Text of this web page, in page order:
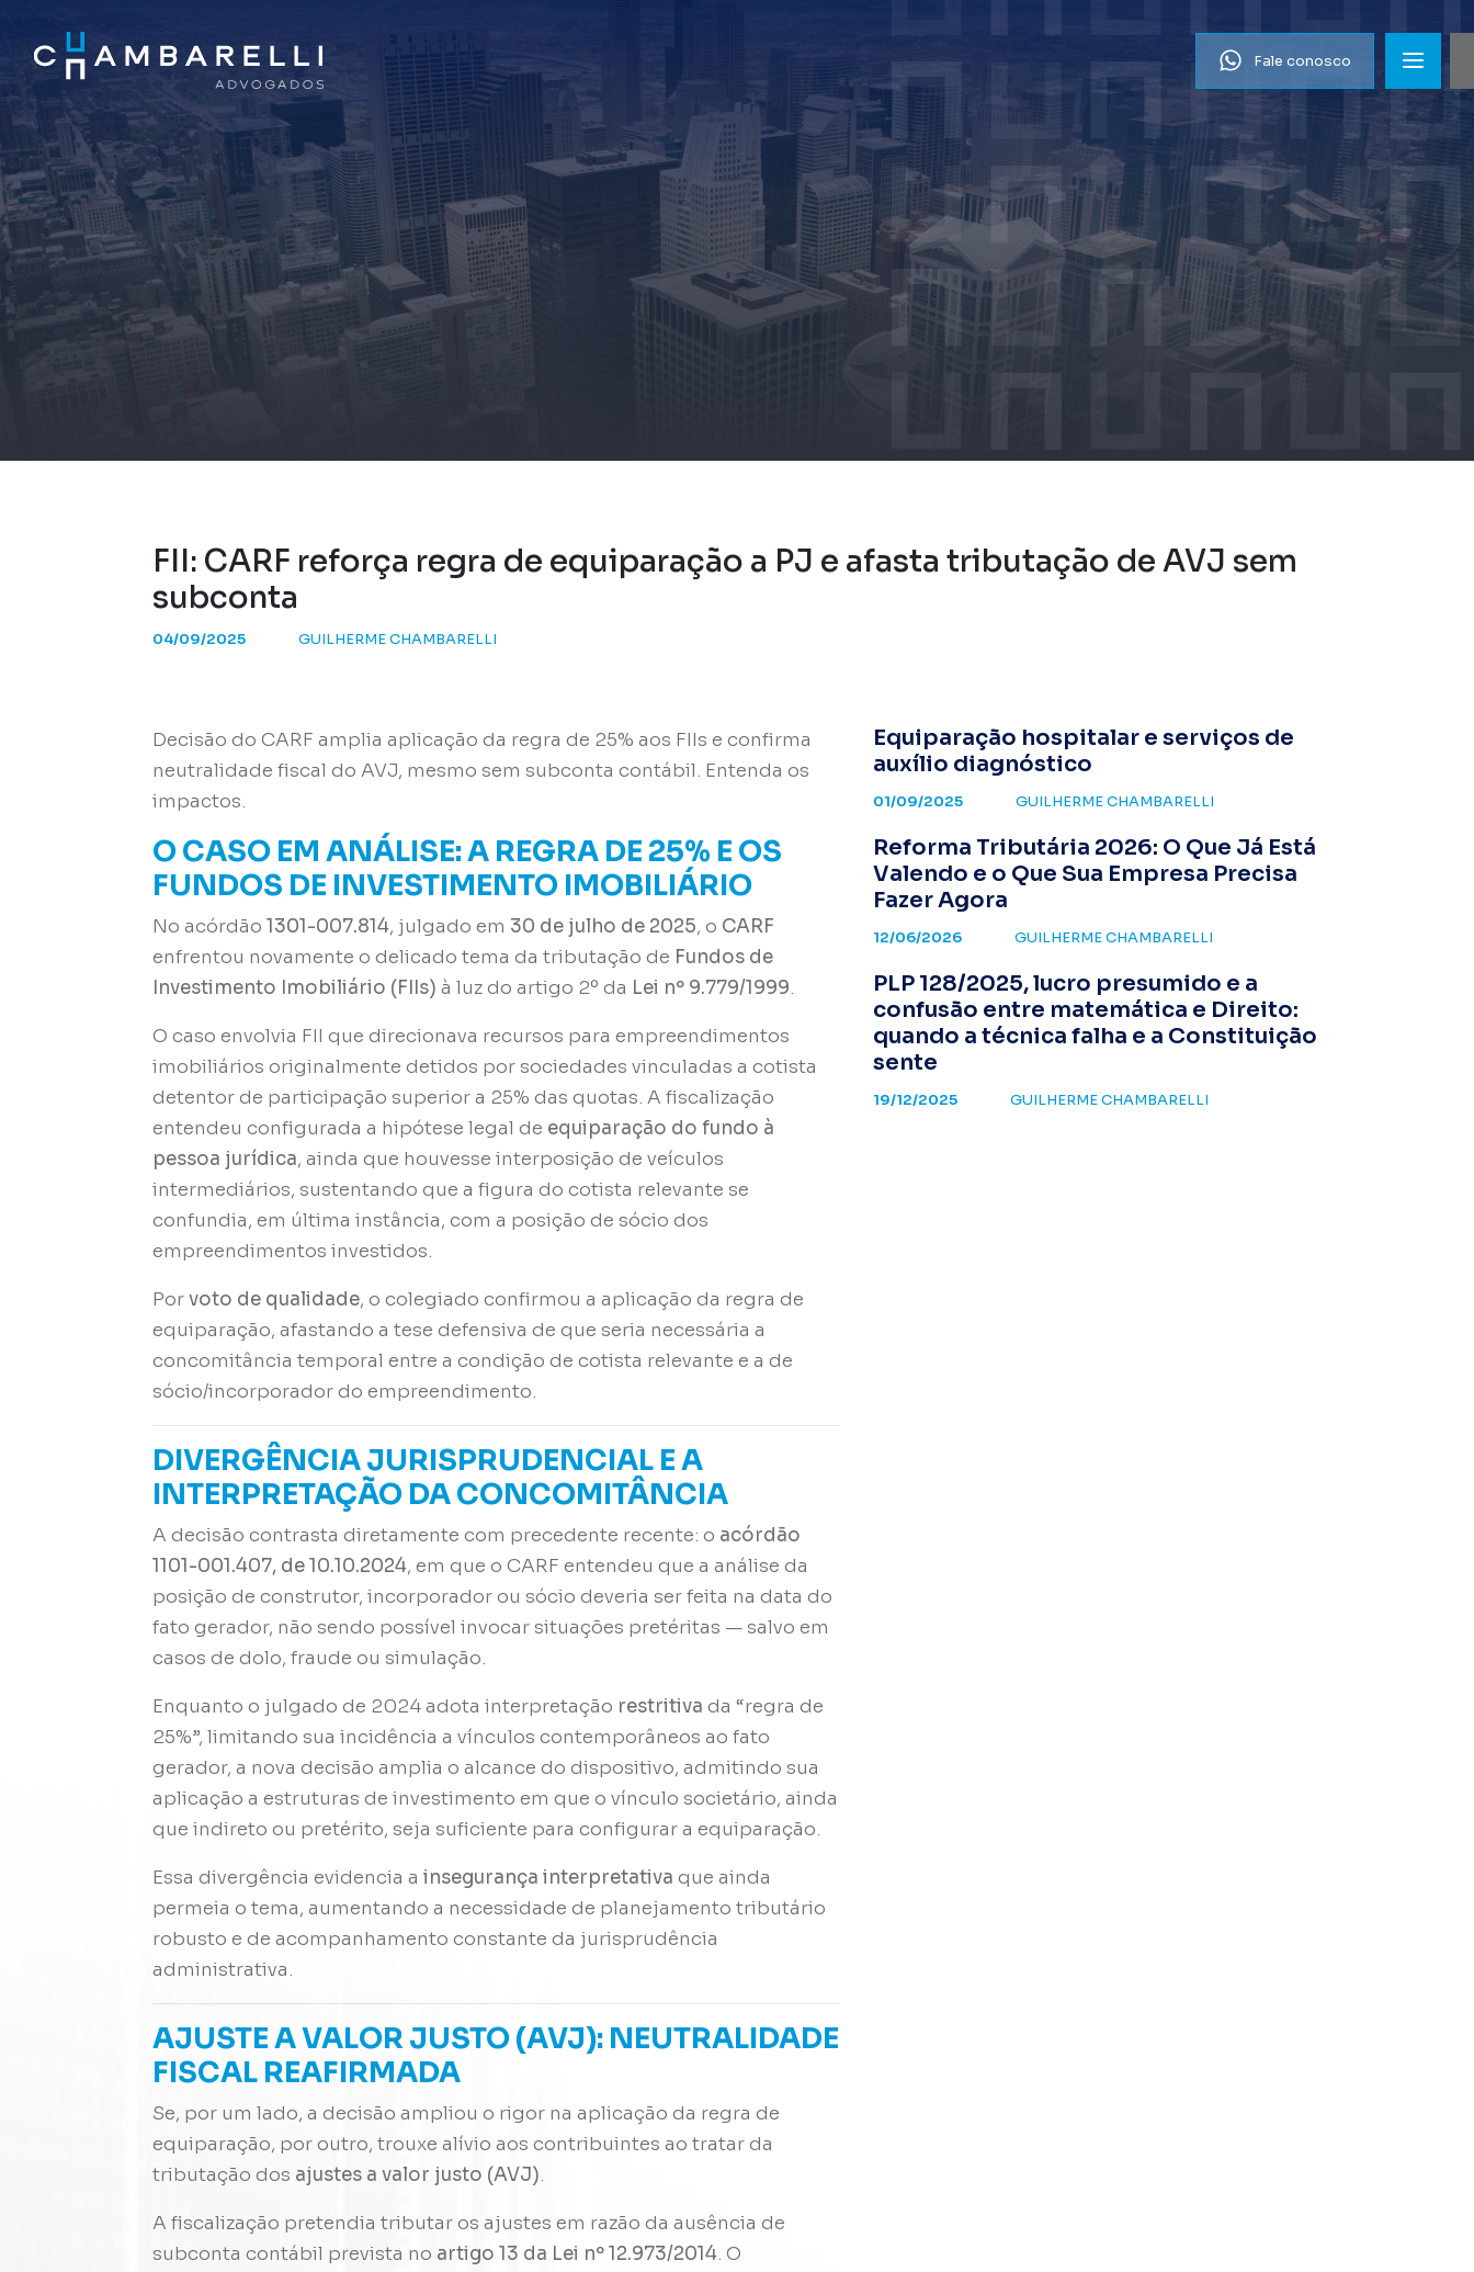
Fale conosco
FII: CARF reforça regra de equiparação a PJ e afasta tributação de AVJ sem
subconta
04/09/2025 GUILHERME CHAMBARELLI
Decisão do CARF amplia aplicação da regra de 25% aos FIIs e confirma
neutralidade fiscal do AVJ, mesmo sem subconta contábil. Entenda os
impactos.
O CASO EM ANÁLISE: A REGRA DE 25% E OS
FUNDOS DE INVESTIMENTO IMOBILIÁRIO
No acórdão1301-007.814, julgado em 30 de julho de 2025, o CARF
enfrentou novamente o delicado tema da tributação de Fundos de
Investimento Imobiliário (FIIs) à luz do artigo 2º da Lei nº 9.779/1999.
O caso envolvia FII que direcionava recursos para empreendimentos
imobiliários originalmente detidos por sociedades vinculadas a cotista
detentor de participação superior a 25% das quotas. A fiscalização
entendeu configurada a hipótese legal de equiparação do fundo à
pessoa jurídica, ainda que houvesse interposição de veículos
intermediários, sustentando que a figura do cotista relevante se
confundia, em última instância, com a posição de sócio dos
empreendimentos investidos.
Porvoto de qualidade, o colegiado confirmou a aplicação da regra de
equiparação, afastando a tese defensiva de que seria necessária a
concomitância temporal entre a condição de cotista relevante e a de
sócio/incorporador do empreendimento.
DIVERGÊNCIA JURISPRUDENCIAL E A
INTERPRETAÇÃO DA CONCOMITÂNCIA
A decisão contrasta diretamente com precedente recente: o acórdão
1101-001.407, de 10.10.2024, em que o CARF entendeu que a análise da
posição de construtor, incorporador ou sócio deveria ser feita na data do
fato gerador, não sendo possível invocar situações pretéritas — salvo em
casos de dolo, fraude ou simulação.
Enquanto o julgado de 2024 adota interpretação restritiva da “regra de
25%”, limitando sua incidência a vínculos contemporâneos ao fato
gerador, a nova decisão amplia o alcance do dispositivo, admitindo sua
aplicação a estruturas de investimento em que o vínculo societário, ainda
que indireto ou pretérito, seja suficiente para configurar a equiparação.
Essa divergência evidencia ainsegurança interpretativa que ainda
permeia o tema, aumentando a necessidade de planejamento tributário
robusto e de acompanhamento constante da jurisprudência
administrativa.
AJUSTE A VALOR JUSTO (AVJ): NEUTRALIDADE
FISCAL REAFIRMADA
Se, por um lado, a decisão ampliou o rigor na aplicação da regra de
equiparação, por outro, trouxe alívio aos contribuintes ao tratar da
tributação dos ajustes a valor justo (AVJ).
A fiscalização pretendia tributar os ajustes em razão da ausência de
subconta contábil prevista no artigo 13 da Lei nº 12.973/2014. O
Equiparação hospitalar e serviços de
auxílio diagnóstico
01/09/2025 GUILHERME CHAMBARELLI
Reforma Tributária 2026: O Que Já Está
Valendo e o Que Sua Empresa Precisa
Fazer Agora
12/06/2026 GUILHERME CHAMBARELLI
PLP 128/2025, lucro presumido e a
confusão entre matemática e Direito:
quando a técnica falha e a Constituição
sente
19/12/2025 GUILHERME CHAMBARELLI